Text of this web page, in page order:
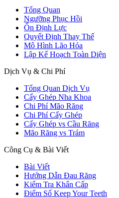
Tổng Quan
Ngưỡng Phục Hồi
Ổn Định Lực
Quyết Định Thay Thế
Mô Hình Lão Hóa
Lập Kế Hoạch Toàn Diện
Dịch Vụ & Chi Phí
Tổng Quan Dịch Vụ
Cấy Ghép Nha Khoa
Chi Phí Mão Răng
Chi Phí Cấy Ghép
Cấy Ghép vs Cầu Răng
Mão Răng vs Trám
Công Cụ & Bài Viết
Bài Viết
Hướng Dẫn Đau Răng
Kiểm Tra Khẩn Cấp
Điểm Số Keep Your Teeth